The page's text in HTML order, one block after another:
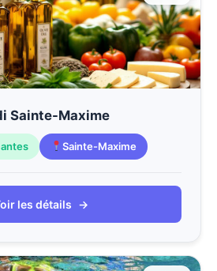
Sainte-Maxime
Sainte-Maxime
les détails →